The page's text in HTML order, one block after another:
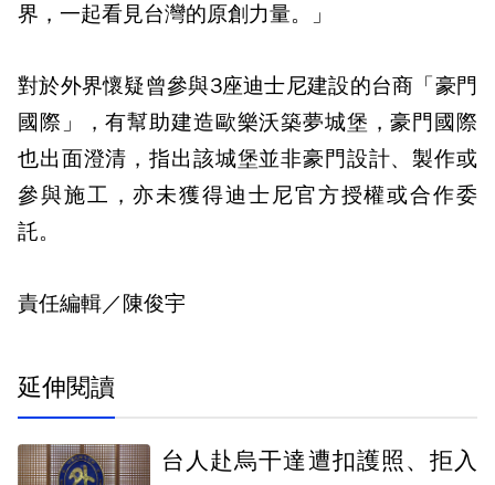
界，一起看見台灣的原創力量。」
對於外界懷疑曾參與3座迪士尼建設的台商「豪門
國際」，有幫助建造歐樂沃築夢城堡，豪門國際
也出面澄清，指出該城堡並非豪門設計、製作或
參與施工，亦未獲得迪士尼官方授權或合作委
託。
責任編輯／陳俊宇
延伸閱讀
台人赴烏干達遭扣護照、拒入